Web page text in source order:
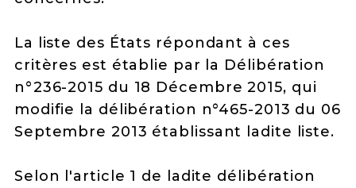
La liste des États répondant à ces
critères est établie par la Délibération
n°236-2015 du 18 Décembre 2015, qui
modifie la délibération n°465-2013 du 06
Septembre 2013 établissant ladite liste.
Selon l'article 1 de ladite délibération